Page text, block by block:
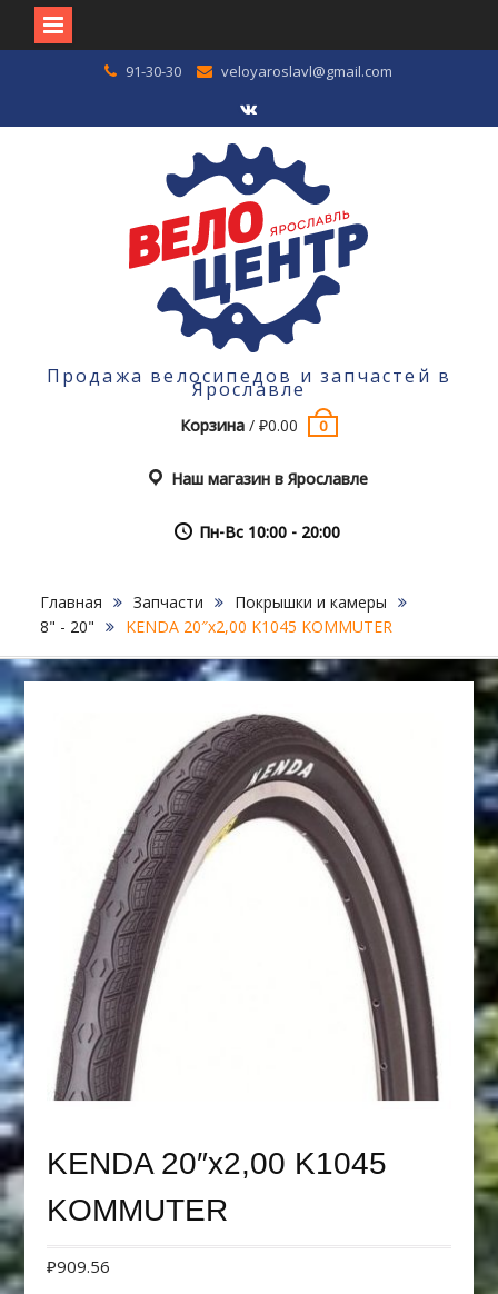
91-30-30 veloyaroslavl@gmail.com
VK
Продажа велосипедов и запчастей в
Ярославле
Корзина /₽0.00 0
Наш магазин в Ярославле
Пн-Вс 10:00 - 20:00
Главная Запчасти
Покрышки и камеры
8" - 20"
KENDA 20″х2,00 K1045 KOMMUTER
KENDA 20″х2,00 K1045
KOMMUTER
₽909.56